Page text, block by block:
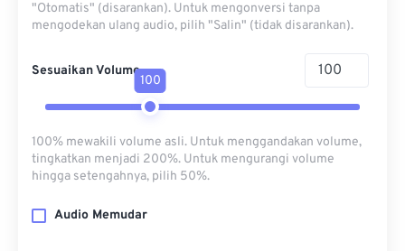
"Otomatis" (disarankan). Untuk mengonversi tanpa
mengodekan ulang audio, pilih "Salin" (tidak disarankan).
Sesuaikan Volume
100
100% mewakili volume asli. Untuk menggandakan volume,
tingkatkan menjadi 200%. Untuk mengurangi volume
hingga setengahnya, pilih 50%.
Audio Memudar